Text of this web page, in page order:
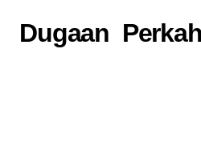
Dugaan